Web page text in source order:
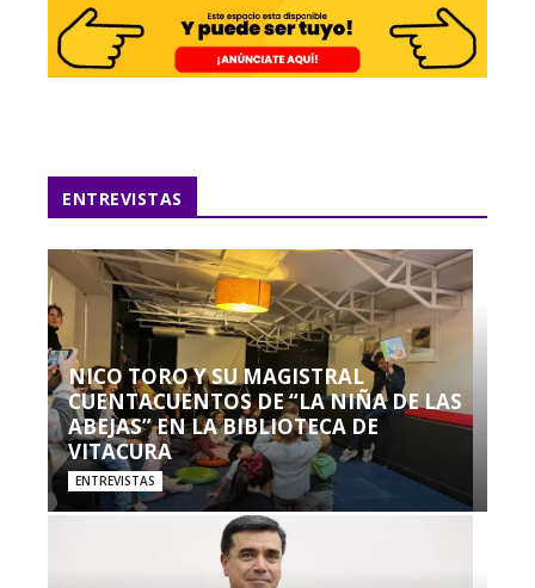
ENTREVISTAS
NICO TORO Y SU MAGISTRAL
CUENTACUENTOS DE “LA NIÑA DE LAS
ABEJAS” EN LA BIBLIOTECA DE
VITACURA
ENTREVISTAS